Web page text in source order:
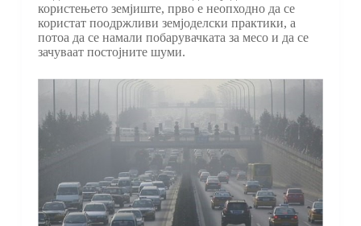
користењето земјиште, прво е неопходно да се
користат поодржливи земјоделски практики, а
потоа да се намали побарувачката за месо и да се
зачуваат постојните шуми.